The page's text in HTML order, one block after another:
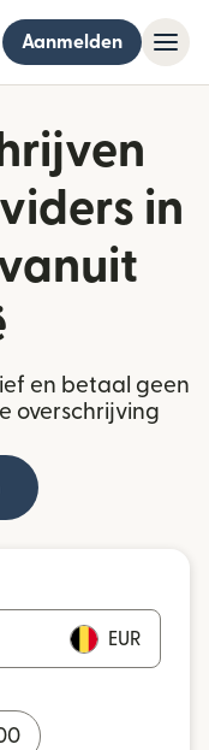
Aanmelden
in
en betaal geen
overschrijving
EUR